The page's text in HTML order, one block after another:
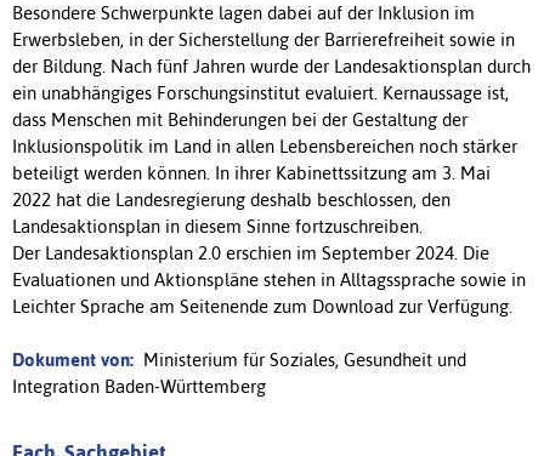
Besondere Schwerpunkte lagen dabei auf der Inklusion im
Erwerbsleben, in der Sicherstellung der Barrierefreiheit sowie in
der Bildung. Nach fünf Jahren wurde der Landesaktionsplan durch
ein unabhängiges Forschungsinstitut evaluiert. Kernaussage ist,
dass Menschen mit Behinderungen bei der Gestaltung der
Inklusionspolitik im Land in allen Lebensbereichen noch stärker
beteiligt werden können. In ihrer Kabinettssitzung am 3. Mai
2022 hat die Landesregierung deshalb beschlossen, den
Landesaktionsplan in diesem Sinne fortzuschreiben.
Der Landesaktionsplan 2.0 erschien im September 2024. Die
Evaluationen und Aktionspläne stehen in Alltagssprache sowie in
Leichter Sprache am Seitenende zum Download zur Verfügung.
Dokument von: Ministerium für Soziales, Gesundheit und
Integration Baden-Württemberg